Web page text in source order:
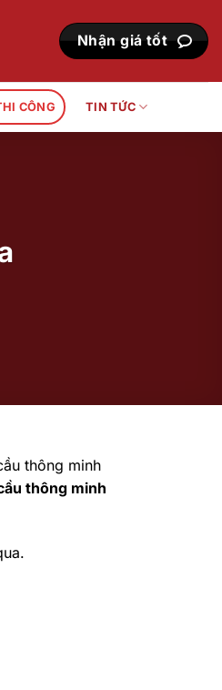
Nhận giá tốt
CÔNG TIN TỨC
thông minh
thông minh